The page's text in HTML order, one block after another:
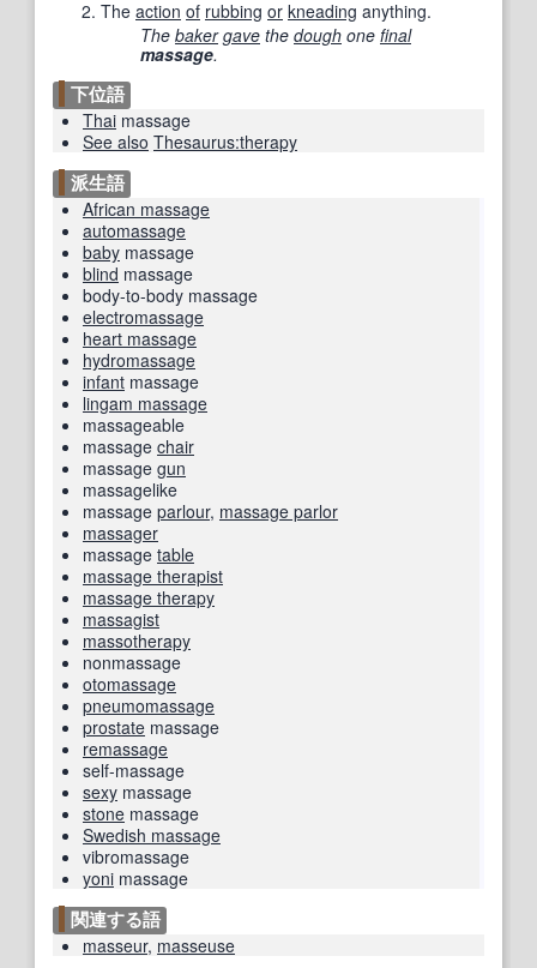
The action of rubbing or kneading anything.
The baker gave the dough one final
massage.
下位語
Thai massage
See also Thesaurus:therapy
派生語
African massage
automassage
baby massage
blind massage
body-to-body massage
electromassage
heart massage
hydromassage
infant massage
lingam massage
massageable
massage chair
massage gun
massagelike
massage parlour, massage parlor
massager
massage table
massage therapist
massage therapy
massagist
massotherapy
nonmassage
otomassage
pneumomassage
prostate massage
remassage
self-massage
sexy massage
stone massage
Swedish massage
vibromassage
yoni massage
関連する語
masseur, masseuse